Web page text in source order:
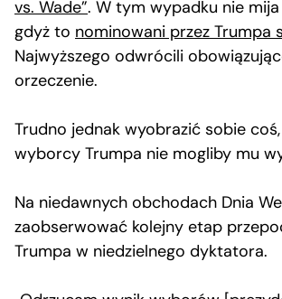
vs. Wade”. W tym wypadku nie
gdyż to nominowani przez Trumpa
Najwyższego odwrócili
orzeczenie.
Trudno jednak wyobrazić sobie
wyborcy Trumpa nie mogliby mu
Na niedawnych obchodach Dnia
zaobserwować kolejny etap
Trumpa w niedzielnego dyktatora.